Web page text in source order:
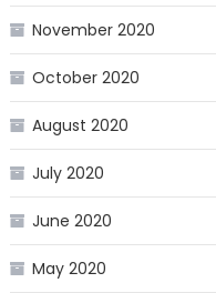
November 2020
October 2020
August 2020
July 2020
June 2020
May 2020